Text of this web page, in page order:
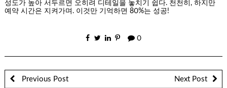
성도가 높아 서두르면 오히려 디테일을 놓치기 쉽다. 천천히, 하지만
예약 시간은 지켜가며. 이것만 기억하면 80%는 성공!
0
Previous Post Next Post